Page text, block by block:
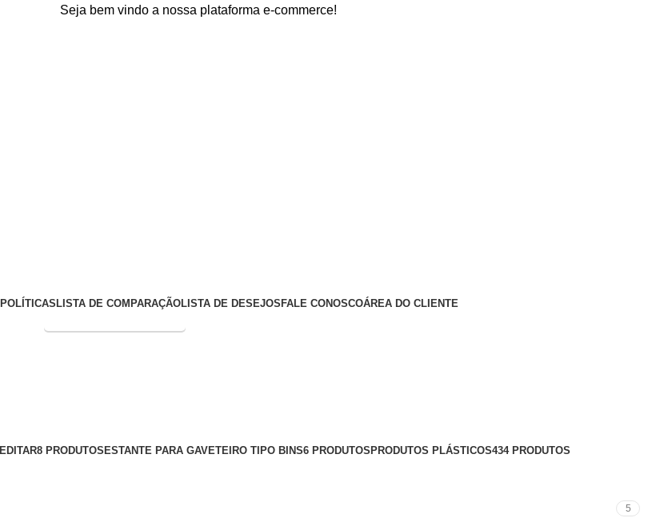
Seja bem vindo a nossa plataforma e-commerce!
POLÍTICAS LISTA DE COMPARAÇÃOLISTA DE DESEJOS FALE CONOSCOÁREA DO CLIENTE
EDITAR8 PRODUTOS ESTANTE PARA GAVETEIRO TIPO BINS6 PRODUTOS PRODUTOS PLÁSTICOS434 PRODUTOS
5